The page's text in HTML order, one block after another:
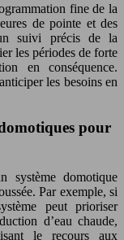
fine de la
de pointe et des
suivi précis de la
les périodes de forte
en conséquence.
les besoins en
pour
système domotique
Par exemple, si
peut prioriser
d’eau chaude,
le recours aux